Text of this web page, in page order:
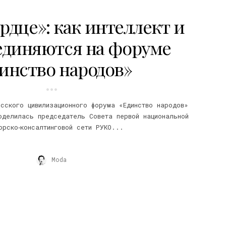
как интеллект и
на форуме
народов»
цивилизационного форума «Единство народов»
председатель Совета первой национальной
сети РУКО...
Moda